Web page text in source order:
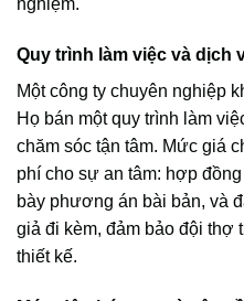
nghiệm.
Quy trình làm việc và dịch
Một công ty chuyên nghiệp
Họ bán một quy trình làm
chăm sóc tận tâm. Mức giá
phí cho sự an tâm: hợp
bày phương án bài bản, và
giả đi kèm, đảm bảo đội thợ
thiết kế.